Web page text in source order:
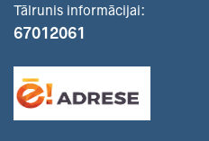
Tālrunis informācijai:
67012061